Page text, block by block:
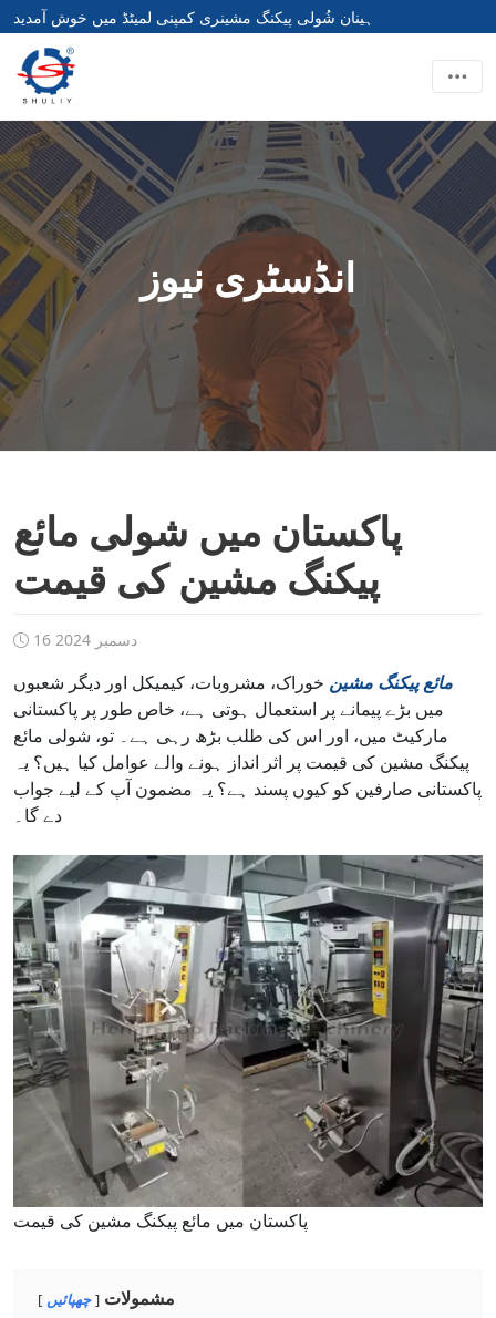
ہینان شُولی پیکنگ مشینری کمپنی لمیٹڈ میں خوش آمدید
انڈسٹری نیوز
پاکستان میں شولی مائع
پیکنگ مشین کی قیمت
16 دسمبر 2024
مائع پیکنگ مشین خوراک، مشروبات، کیمیکل اور دیگر شعبوں
میں بڑے پیمانے پر استعمال ہوتی ہے، خاص طور پر پاکستانی
مارکیٹ میں، اور اس کی طلب بڑھ رہی ہے۔ تو، شولی مائع
پیکنگ مشین کی قیمت پر اثر انداز ہونے والے عوامل کیا ہیں؟ یہ
پاکستانی صارفین کو کیوں پسند ہے؟ یہ مضمون آپ کے لیے جواب
دے گا۔
پاکستان میں مائع پیکنگ مشین کی قیمت
مشمولات چھپائیں